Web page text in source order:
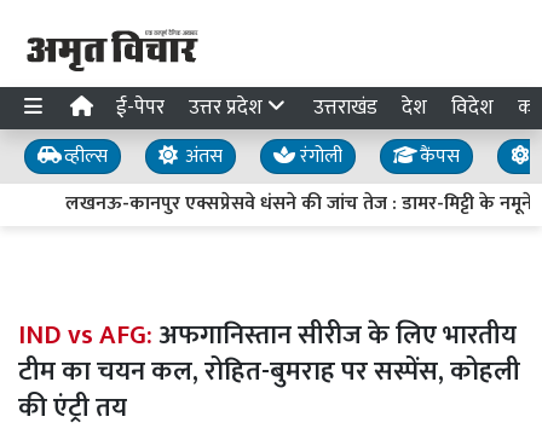
ई-पेपर उत्तर प्रदेश उत्तराखंड देश विदेश
व्हील्स अंतस रंगोली कैंपस
लखनऊ-कानपुर एक्सप्रेसवे धंसने की जांच तेज : डामर-मिट्टी के नमूने
IND vs AFG:अफगानिस्तान सीरीज के लिए भारतीय
टीम का चयन कल, रोहित-बुमराह पर सस्पेंस, कोहली
की एंट्री तय